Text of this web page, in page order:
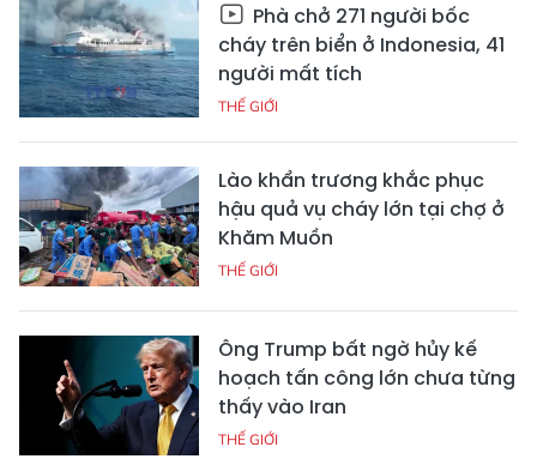
Phà chở 271 người bốc
cháy trên biển ở Indonesia, 41
người mất tích
THẾ GIỚI
Lào khẩn trương khắc phục
hậu quả vụ cháy lớn tại chợ ở
Khăm Muồn
THẾ GIỚI
Ông Trump bất ngờ hủy kế
hoạch tấn công lớn chưa từng
thấy vào Iran
THẾ GIỚI